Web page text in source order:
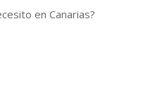
en Canarias?